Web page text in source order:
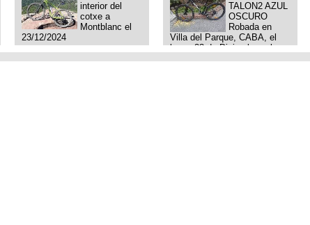
interior del
cotxe a
Montblanc el
23/12/2024
TALON2 AZUL
OSCURO
Robada en
Villa del Parque, CABA, el
lunes 23 de Diciembre a las